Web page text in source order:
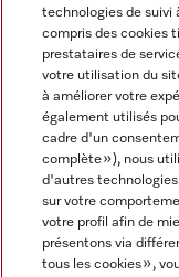
FRANÇAIS
Miele sur Facebook
Miele surMiele
technologies de suivi
compris des cookies
prestataires de
votre utilisation du
à améliorer votre
également utilisés
cadre d'un
complète »), nous
d'autres
sur votre
votre profil afin de
présentons via
tous les cookies »,